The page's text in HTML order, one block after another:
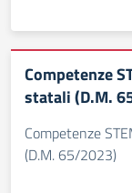
Competenze
statali (D.M.
Competenze
(D.M. 65/2023)